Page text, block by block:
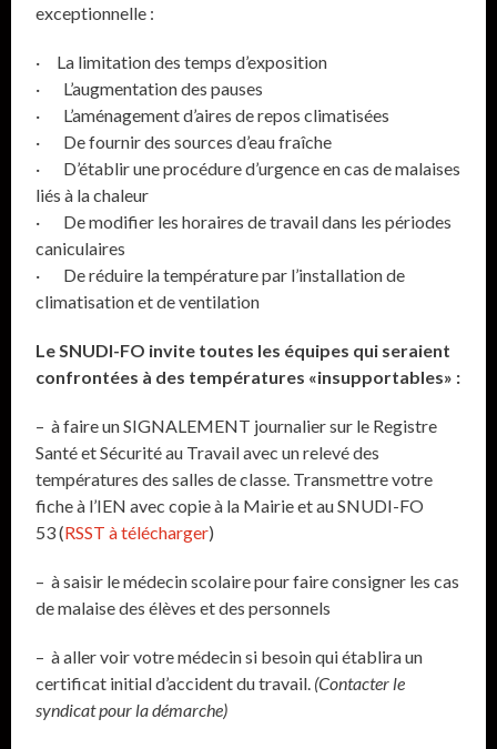
exceptionnelle :
· La limitation des temps d’exposition
· L’augmentation des pauses
· L’aménagement d’aires de repos climatisées
· De fournir des sources d’eau fraîche
· D’établir une procédure d’urgence en cas de malaises
liés à la chaleur
· De modifier les horaires de travail dans les périodes
caniculaires
· De réduire la température par l’installation de
climatisation et de ventilation
Le SNUDI-FO invite toutes les équipes qui seraient
confrontées à des températures «insupportables» :
– à faire un SIGNALEMENT journalier sur le Registre
Santé et Sécurité au Travail avec un relevé des
températures des salles de classe. Transmettre votre
fiche à l’IEN avec copie à la Mairie et au SNUDI-FO
53 (RSST à télécharger)
– à saisir le médecin scolaire pour faire consigner les cas
de malaise des élèves et des personnels
– à aller voir votre médecin si besoin qui établira un
certificat initial d’accident du travail. (Contacter le
syndicat pour la démarche)